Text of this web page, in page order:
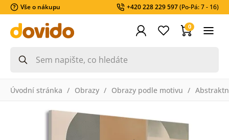
Vše o nákupu +420 228 229 597(Po-Pá: 7 - 16)
0
Úvodní stránka Obrazy Obrazy podle motivu